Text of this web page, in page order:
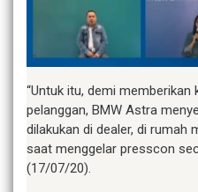
“Untuk itu, demi memberikan
pelanggan, BMW Astra
dilakukan di dealer, di rumah
saat menggelar presscon
(17/07/20).